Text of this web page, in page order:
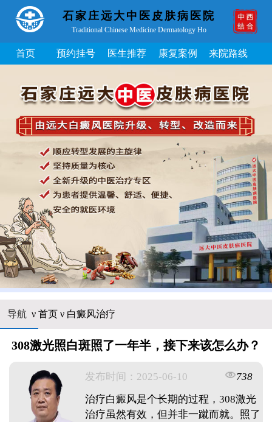
石家庄远大中医皮肤病医院
Traditional Chinese Medicine Dermatology Ho
首页 预约挂号 医生推荐 康复案例 来院路线
导航 ν 首页ν 白癜风治疗
308激光照白斑照了一年半，接下来该怎么办？
发布时间：2025-06-10
738
治疗白癜风是个长期的过程，308激光
治疗虽然有效，但并非一蹴而就。照了